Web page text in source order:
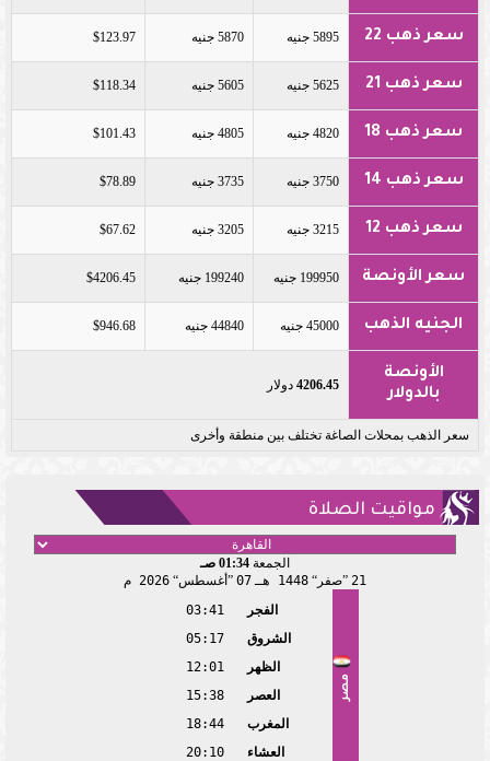
سعر ذهب 22 5895 جنيه 5870 جنيه $123.97
سعر ذهب 21 5625 جنيه 5605 جنيه $118.34
سعر ذهب 18 4820 جنيه 4805 جنيه $101.43
سعر ذهب 14 3750 جنيه 3735 جنيه $78.89
سعر ذهب 12 3215 جنيه 3205 جنيه $67.62
سعر الأونصة 199950 جنيه 199240 جنيه $4206.45
الجنيه الذهب 45000 جنيه 44840 جنيه $946.68
الأونصة
بالدولار
4206.45 دولار
سعر الذهب بمحلات الصاغة تختلف بين منطقة وأخرى
مواقيت الصلاة
الجمعة 01:34 صـ
21 صفر 1448 هـ 07 أغسطس 2026 م
مصر
الفجر
03:41
الشروق
05:17
الظهر
12:01
العصر
15:38
المغرب
18:44
العشاء
20:10